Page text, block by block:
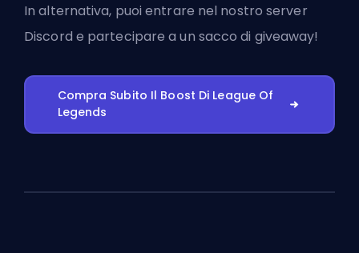
In alternativa, puoientrare nel nostro server
Discord e partecipare a un sacco di giveaway!
Compra Subito Il Boost Di League Of
Legends